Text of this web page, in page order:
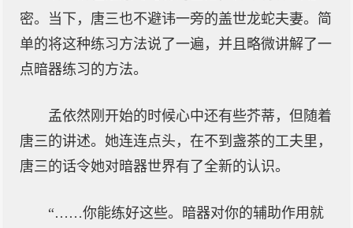
密。当下，唐三也不避讳一旁的盖世龙蛇夫妻。简
单的将这种练习方法说了一遍，并且略微讲解了一
点暗器练习的方法。
孟依然刚开始的时候心中还有些芥蒂，但随着
唐三的讲述。她连连点头，在不到盏茶的工夫里，
唐三的话令她对暗器世界有了全新的认识。
“……你能练好这些。暗器对你的辅助作用就